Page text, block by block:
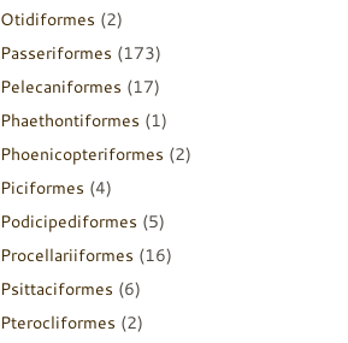
Otidiformes (2)
Passeriformes (173)
Pelecaniformes (17)
Phaethontiformes (1)
Phoenicopteriformes (2)
Piciformes (4)
Podicipediformes (5)
Procellariiformes (16)
Psittaciformes (6)
Pterocliformes (2)